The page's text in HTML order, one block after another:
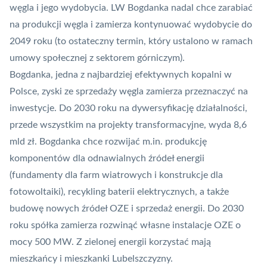
węgla i jego wydobycia. LW Bogdanka nadal chce zarabiać
na produkcji węgla i zamierza kontynuować wydobycie do
2049 roku (to ostateczny termin, który ustalono w ramach
umowy społecznej z sektorem górniczym).
Bogdanka, jedna z najbardziej efektywnych kopalni w
Polsce, zyski ze sprzedaży węgla zamierza przeznaczyć na
inwestycje. Do 2030 roku na dywersyfikację działalności,
przede wszystkim na projekty transformacyjne, wyda 8,6
mld zł. Bogdanka chce rozwijać m.in. produkcję
komponentów dla odnawialnych źródeł energii
(fundamenty dla farm wiatrowych i konstrukcje dla
fotowoltaiki), recykling baterii elektrycznych, a także
budowę nowych źródeł OZE i sprzedaż energii. Do 2030
roku spółka zamierza rozwinąć własne instalacje OZE o
mocy 500 MW. Z zielonej energii korzystać mają
mieszkańcy i mieszkanki Lubelszczyzny.